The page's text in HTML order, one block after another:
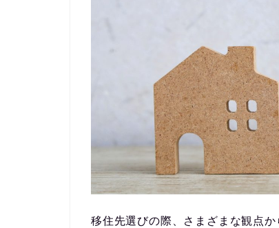
移住先選びの際、さまざまな観点